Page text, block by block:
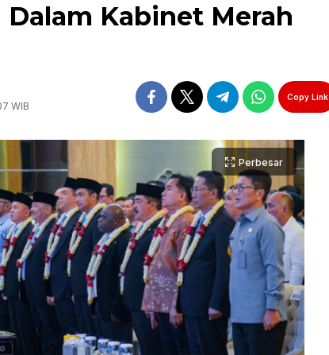
Dalam Kabinet Merah
WIB
Copy Link
Perbesar